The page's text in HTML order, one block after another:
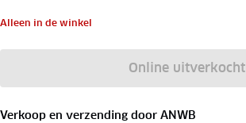
Alleen in de winkel
Online uitverkocht
Verkoop en verzending door ANWB